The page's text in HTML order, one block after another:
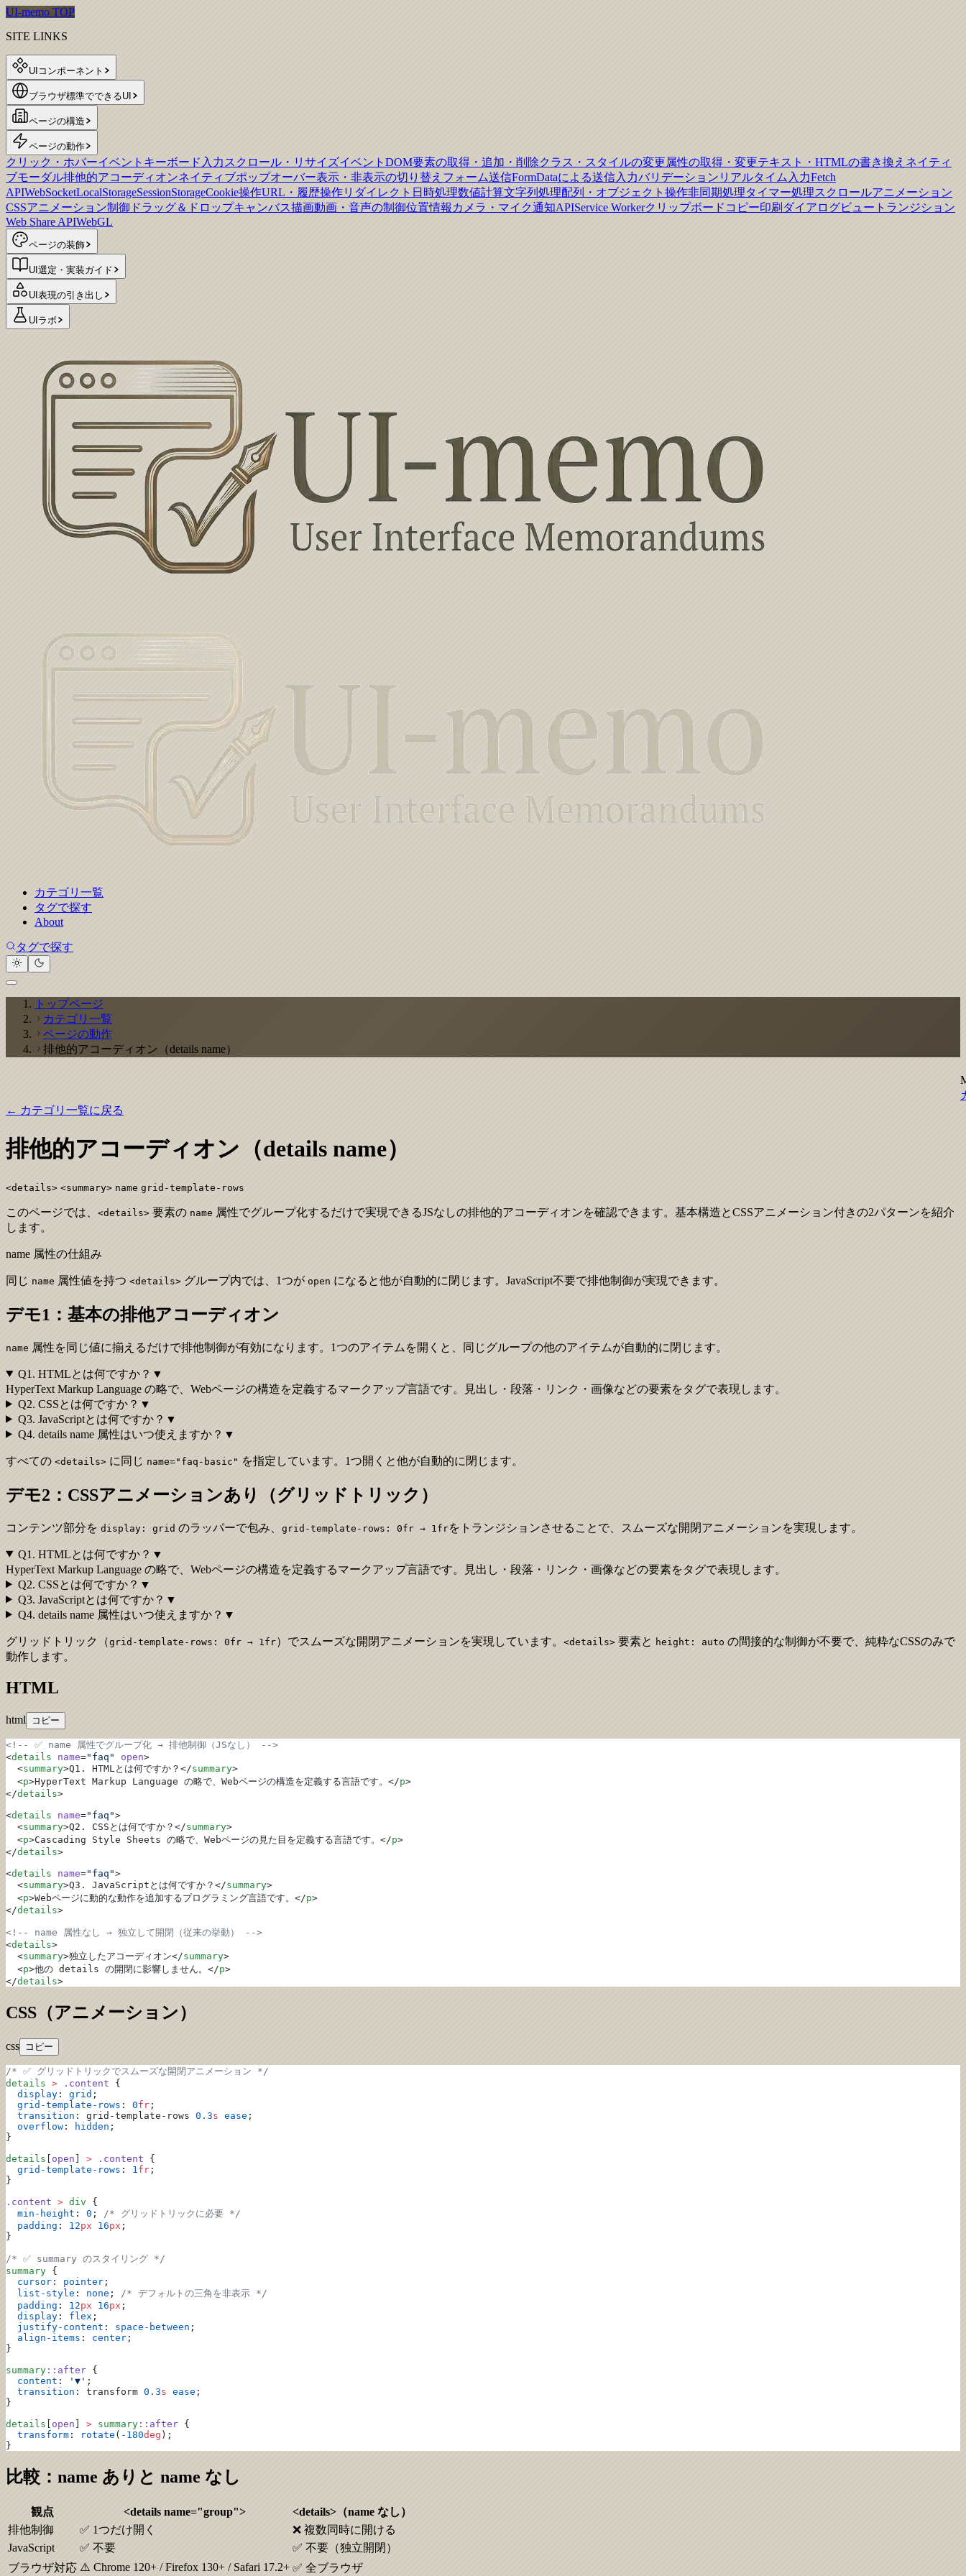
UI-memo TOP
SITE LINKS
UIコンポーネント
ブラウザ標準でできるUI
ページの構造
ページの動作
クリック・ホバーイベント キーボード入力 スクロール・リサイズイベント DOM要素の取得・追加・削除クラス・スタイルの変更属性の取得・変更テキスト・HTMLの書き換え ネイティ
ブモーダル排他的アコーディオンネイティブポップオーバー表示・非表示の切り替え フォーム送信FormDataによる送信入力バリデーション リアルタイム入力Fetch
APIWebSocketLocalStorageSessionStorageCookie操作URL・履歴操作リダイレクト 日時処理数値計算文字列処理配列・オブジェクト操作非同期処理タイマー処理スクロールアニメーション
CSSアニメーション制御 ドラッグ＆ドロップキャンバス描画動画・音声の制御位置情報 カメラ・マイク通知APIService Workerクリップボードコピー印刷ダイアログビュートランジション
Web Share APIWebGL
ページの装飾
UI選定・実装ガイド
UI表現の引き出し
UIラボ
カテゴリ一覧
タグで探す
About
タグで探す
トップページ
カテゴリ一覧
ページの動作
排他的アコーディオン（details name）
← カテゴリ一覧に戻る
排他的アコーディオン（details name）
<details> <summary> name grid-template-rows
このページでは、 <details> 要素の name 属性でグループ化するだけで実現できるJSなしの排他的アコーディオンを確認できます。基本構造とCSSアニメーション付きの2パターンを紹介
します。
name 属性の仕組み
同じ name 属性値を持つ <details> グループ内では、1つが open になると他が自動的に閉じます。JavaScript不要で排他制御が実現できます。
デモ1：基本の排他アコーディオン
name 属性を同じ値に揃えるだけで排他制御が有効になります。1つのアイテムを開くと、同じグループの他のアイテムが自動的に閉じます。
Q1. HTMLとは何ですか？ ▼
HyperText Markup Language の略で、Webページの構造を定義するマークアップ言語です。見出し・段落・リンク・画像などの要素をタグで表現します。
Q2. CSSとは何ですか？ ▼
Q3. JavaScriptとは何ですか？ ▼
Q4. details name 属性はいつ使えますか？ ▼
すべての <details> に同じ name="faq-basic" を指定しています。1つ開くと他が自動的に閉じます。
デモ2：CSSアニメーションあり（グリッドトリック）
コンテンツ部分を display: grid のラッパーで包み、 grid-template-rows: 0fr → 1frをトランジションさせることで、スムーズな開閉アニメーションを実現します。
Q1. HTMLとは何ですか？ ▼
HyperText Markup Language の略で、Webページの構造を定義するマークアップ言語です。見出し・段落・リンク・画像などの要素をタグで表現します。
Q2. CSSとは何ですか？ ▼
Q3. JavaScriptとは何ですか？ ▼
Q4. details name 属性はいつ使えますか？ ▼
グリッドトリック（grid-template-rows: 0fr → 1fr）でスムーズな開閉アニメーションを実現しています。 <details> 要素と height: auto の間接的な制御が不要で、純粋なCSSのみで
動作します。
HTML
html コピー
<!-- ✅ name 属性でグループ化 → 排他制御（JSなし） -->
<details name="faq" open>
  <
summary>Q1. HTMLとは何ですか？</summary>
  <
p>HyperText Markup Language の略で、Webページの構造を定義する言語です。</p>
</details>
<details name="faq">
  <
summary>Q2. CSSとは何ですか？</summary>
  <
p>Cascading Style Sheets の略で、Webページの見た目を定義する言語です。</p>
</details>
<details name="faq">
  <
summary>Q3. JavaScriptとは何ですか？</summary>
  <
p>Webページに動的な動作を追加するプログラミング言語です。</p>
</details>
<!-- name 属性なし → 独立して開閉（従来の挙動） -->
<details>
  <
summary>独立したアコーディオン</summary>
  <
p>他の details の開閉に影響しません。</p>
</details>
CSS（アニメーション）
css コピー
/* ✅ グリッドトリックでスムーズな開閉アニメーション */
details > .content {
  display
: grid ;
  grid-template-rows
: 0fr ;
  transition
: grid-template-rows 0.3s ease ;
  overflow
: hidden ;
}
details
open > .content {
  grid-template-rows
: 1fr ;
}
.content > div {
  min-height
: 0 ; /* グリッドトリックに必要 */
  padding
: 12px 16px ;
}
/* ✅ summary のスタイリング */
summary {
  cursor
: pointer ;
  list-style
: none ; /* デフォルトの三角を非表示 */
  padding
: 12px 16px ;
  display
: flex ;
  justify-content
: space-between ;
  align-items
: center ;
}
summary ::after {
  content
: '▼' ;
  transition
: transform 0.3s ease ;
}
details
open > summary ::after {
  transform
: rotate ( -180deg );
}
比較：name ありと name なし
観点 <details name="group"> <details> （name なし）
排他制御
✅ 1つだけ開く
❌ 複数同時に開ける
JavaScript
✅ 不要
✅ 不要（独立開閉）
ブラウザ対応 ⚠️ Chrome 120+ / Firefox 130+ / Safari 17.2+ ✅ 全ブラウザ